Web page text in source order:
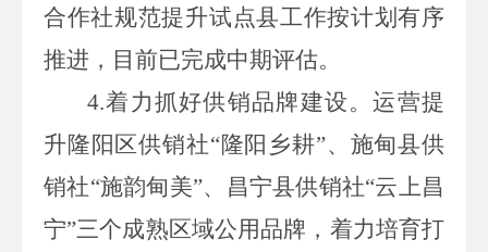
合作社规范提升试点县工作按计划有序
推进，目前已完成中期评估。
4.着力抓好供销品牌建设。运营提
升隆阳区供销社“隆阳乡耕”、施甸县供
销社“施韵甸美”、昌宁县供销社“云上昌
宁”三个成熟区域公用品牌，着力培育打